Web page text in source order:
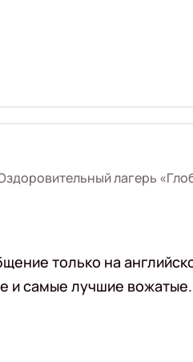
лагерь
только на
и самые лучшие вожатые.